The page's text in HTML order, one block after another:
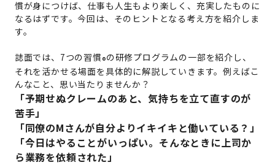
慣が身につけば、仕事も人生もより楽しく、充実したものに
なるはずです。今回は、そのヒントとなる考え方を紹介しま
す。
誌面では、7つの習慣®の研修プログラムの一部を紹介し、
それを活かせる場面を具体的に解説していきます。例えばこ
んなこと、思い当たりませんか？
「予期せぬクレームのあと、気持ちを立て直すのが
苦手」
「同僚のMさんが自分よりイキイキと働いている？」
「今日はやることがいっぱい。そんなときに上司か
ら業務を依頼された」